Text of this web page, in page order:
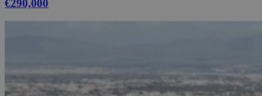
€290,000